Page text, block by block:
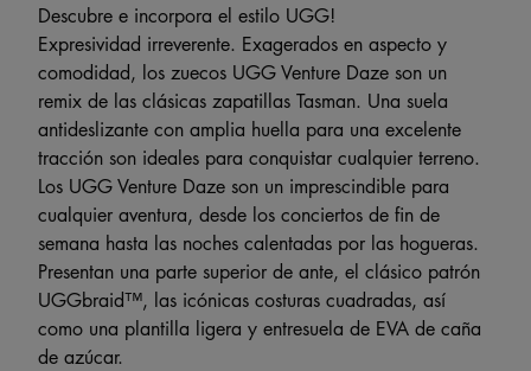
Descubre e incorpora el estilo UGG!
Expresividad irreverente. Exagerados en aspecto y
comodidad, los zuecos UGG Venture Daze son un
remix de las clásicas zapatillas Tasman. Una suela
antideslizante con amplia huella para una excelente
tracción son ideales para conquistar cualquier terreno.
Los UGG Venture Daze son un imprescindible para
cualquier aventura, desde los conciertos de fin de
semana hasta las noches calentadas por las hogueras.
Presentan una parte superior de ante, el clásico patrón
UGGbraid™, las icónicas costuras cuadradas, así
como una plantilla ligera y entresuela de EVA de caña
de azúcar.